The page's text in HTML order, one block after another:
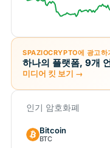
SPAZIOCRYPTO에 광고하
하나의 플랫폼, 9개
미디어 킷 보기 →
인기 암호화폐
Bitcoin
BTC